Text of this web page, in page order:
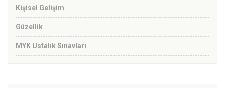
Kişisel Gelişim
Güzellik
MYK Ustalık Sınavları